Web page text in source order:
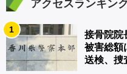
アクセスランキン
1
接骨院院
被害総
送検、捜